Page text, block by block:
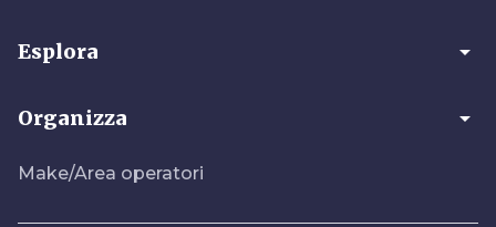
Esplora arrow_drop_down
Organizza arrow_drop_down
Make/Area operatori